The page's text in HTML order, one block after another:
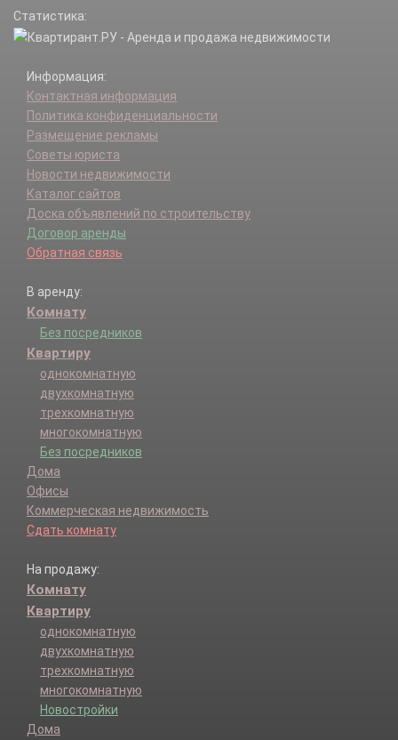
Статистика:
Информация:
Контактная информация
Политика конфиденциальности
Размещение рекламы
Советы юриста
Новости недвижимости
Каталог сайтов
Доска объявлений по строительству
Договор аренды
Обратная связь
В аренду:
Комнату
Без посредников
Квартиру
однокомнатную
двухкомнатную
трехкомнатную
многокомнатную
Без посредников
Дома
Офисы
Коммерческая недвижимость
Сдать комнату
На продажу:
Комнату
Квартиру
однокомнатную
двухкомнатную
трехкомнатную
многокомнатную
Новостройки
Дома